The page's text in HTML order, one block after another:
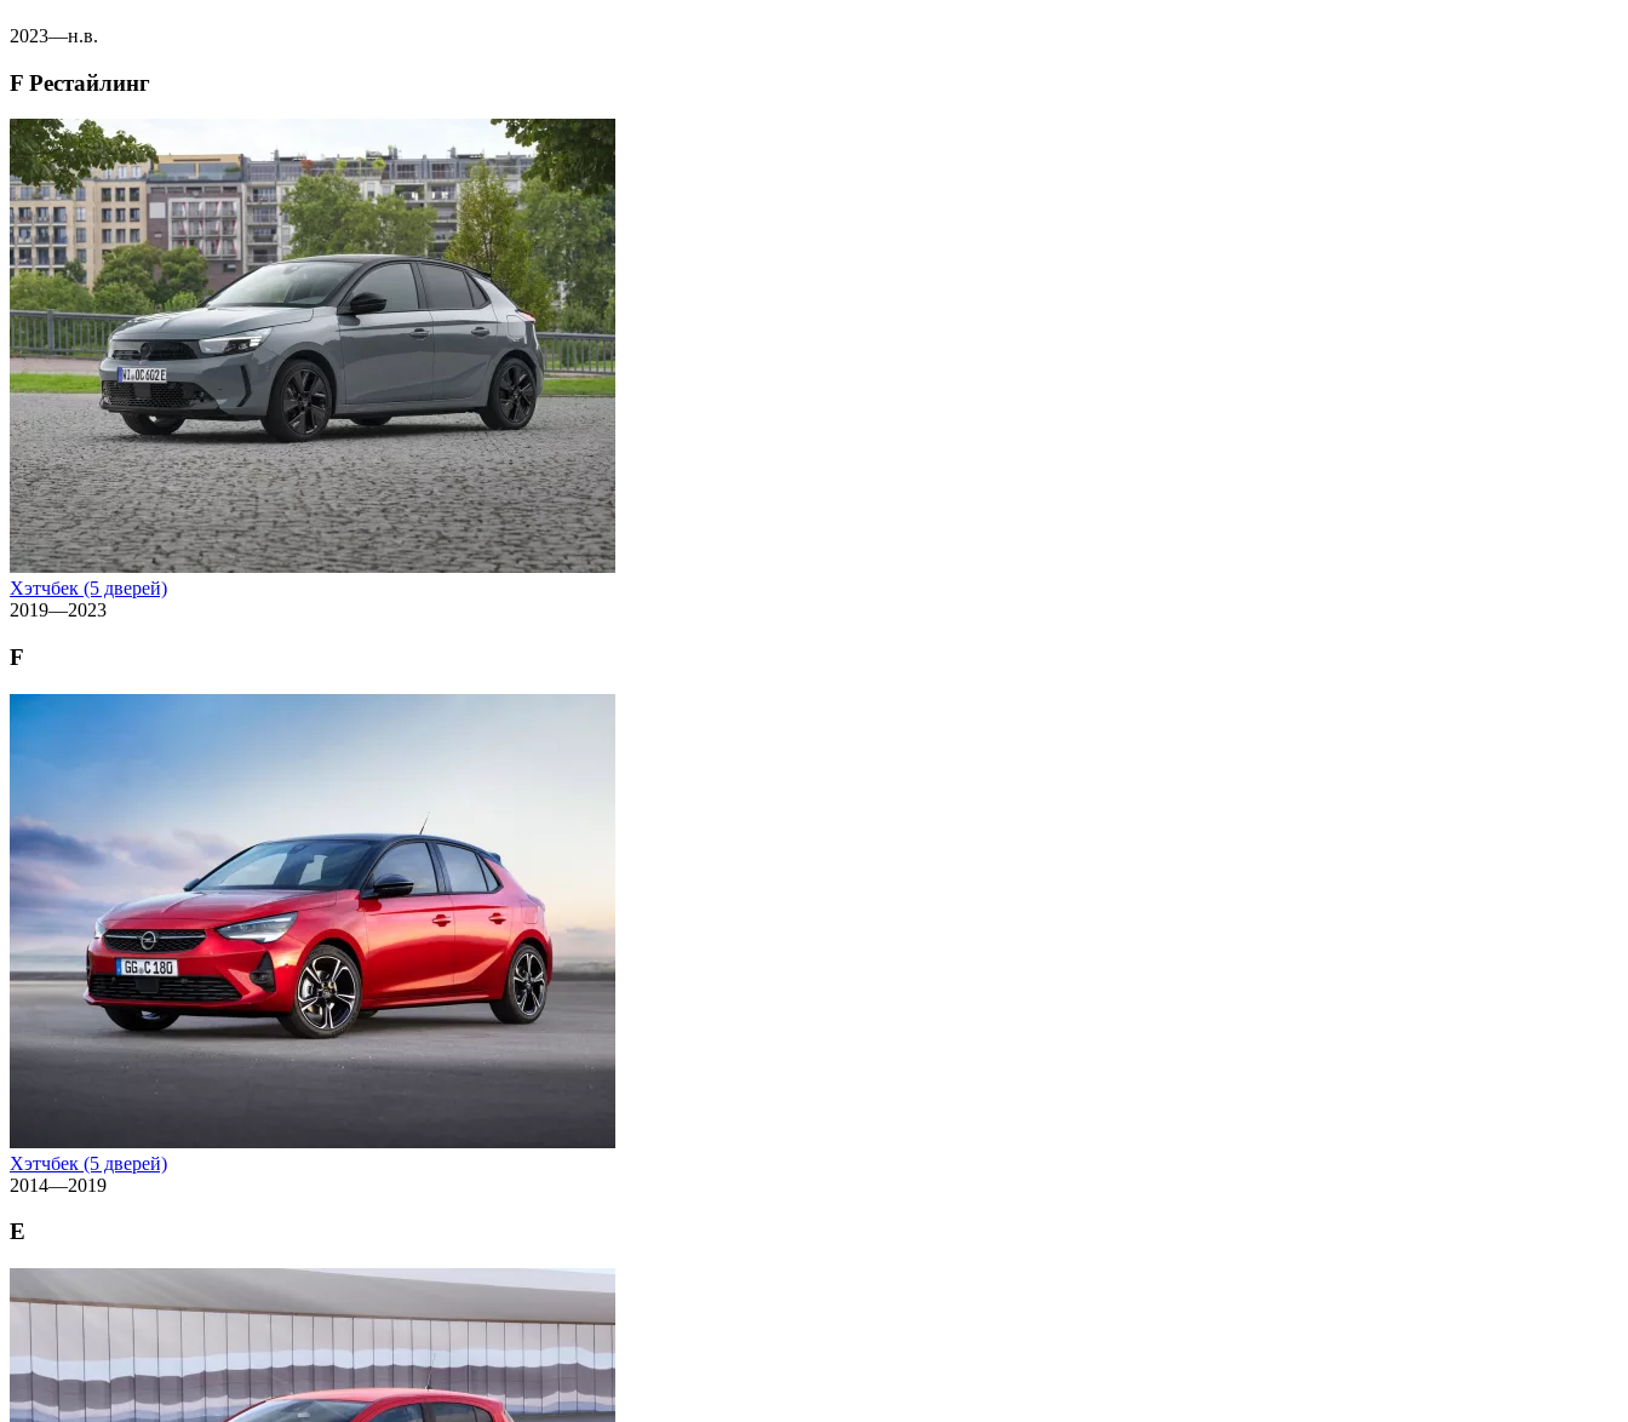
2023—н.в.
F Рестайлинг
Хэтчбек (5 дверей)
2019—2023
F
Хэтчбек (5 дверей)
2014—2019
E